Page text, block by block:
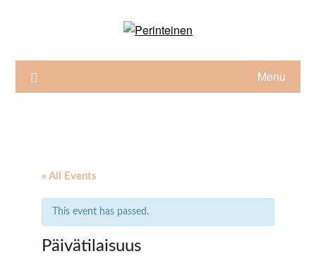
Menu
« All Events
This event has passed.
Päivätilaisuus